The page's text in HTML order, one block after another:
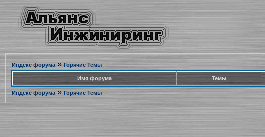
Индекс форума» Горячие Темы
Имя форума Темы
Индекс форума» Горячие Темы